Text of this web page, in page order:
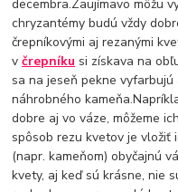
decembra.Zaujímavo môžu
chryzantémy budú vždy
črepníkovými aj rezanými
včrepníku si získava na
sa na jeseň pekne
náhrobného
dobre aj vo váze, môžeme
spôsob rezu kvetov je vložiť
(napr. kameňom) obyčajnú
kvety, aj keď sú krásne, nie